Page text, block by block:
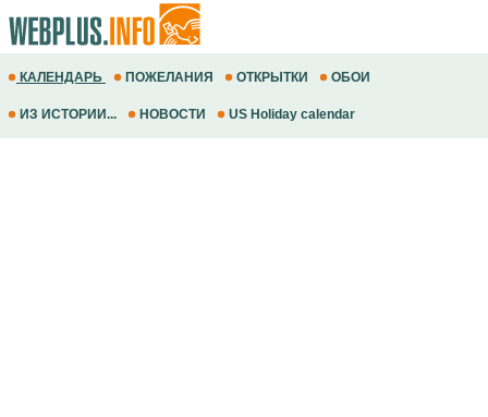
КАЛЕНДАРЬ ПОЖЕЛАНИЯ ОТКРЫТКИ ОБОИ
ИЗ ИСТОРИИ... НОВОСТИ US Holiday calendar